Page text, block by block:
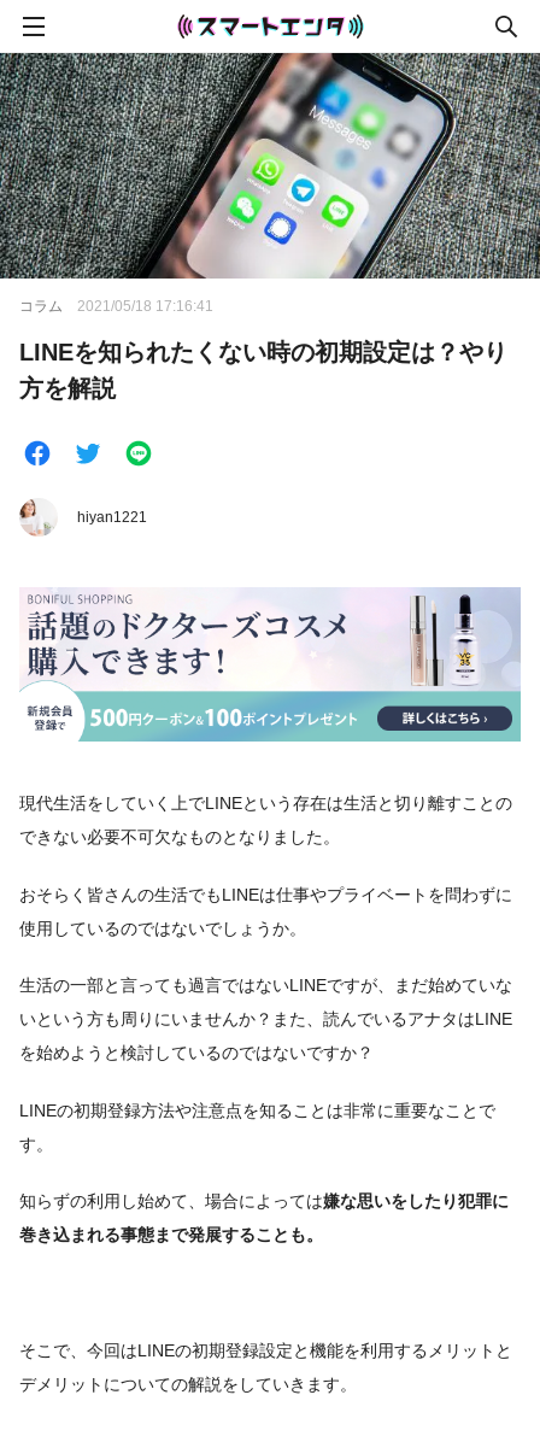
コラム 2021/05/18 17:16:41
LINEを知られたくない時の初期設定は？やり
方を解説
hiyan1221
現代生活をしていく上でLINEという存在は生活と切り離すことの
できない必要不可欠なものとなりました。
おそらく皆さんの生活でもLINEは仕事やプライベートを問わずに
使用しているのではないでしょうか。
生活の一部と言っても過言ではないLINEですが、まだ始めていな
いという方も周りにいませんか？また、読んでいるアナタはLINE
を始めようと検討しているのではないですか？
LINEの初期登録方法や注意点を知ることは非常に重要なことで
す。
知らずの利用し始めて、場合によっては嫌な思いをしたり犯罪に
巻き込まれる事態まで発展することも。
そこで、今回はLINEの初期登録設定と機能を利用するメリットと
デメリットについての解説をしていきます。